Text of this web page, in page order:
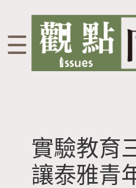
☰
實驗教育
讓泰雅青